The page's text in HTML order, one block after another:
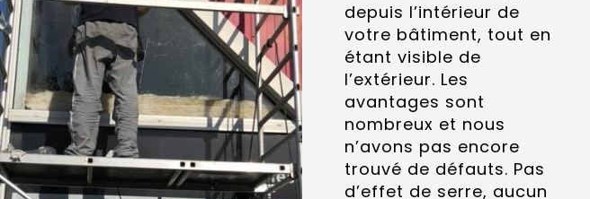
depuis l’intérieur de
votre bâtiment, tout en
étant visible de
l’extérieur. Les
avantages sont
nombreux et nous
n’avons pas encore
trouvé de défauts. Pas
d’effet de serre, aucun